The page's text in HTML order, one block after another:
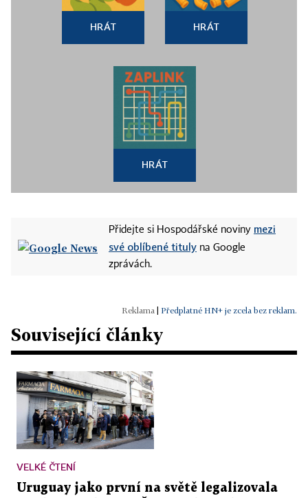
HRÁT HRÁT
HRÁT
Přidejte si Hospodářské noviny mezi
své oblíbené tituly na Google
zprávách.
Předplatné HN+ je zcela bez reklam.
Související články
VELKÉ ČTENÍ
Uruguay jako první na světě legalizovala